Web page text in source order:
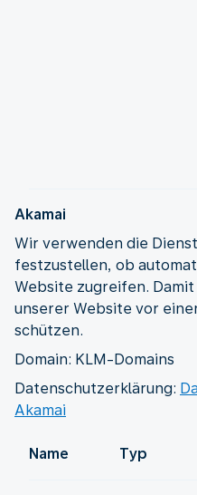
Akamai
Wir verwenden die
festzustellen, ob
Website zugreifen.
unserer Website vor
schützen.
Domain: KLM-Domains
Datenschutzerklärung:
Akamai
Name Typ